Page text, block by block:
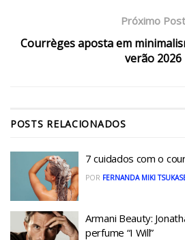
Próximo Post
Courrèges aposta em
verão 2026
POSTS RELACIONADOS
7 cuidados com o
POR FERNANDA MIKI
Armani Beauty:
perfume “I Will”